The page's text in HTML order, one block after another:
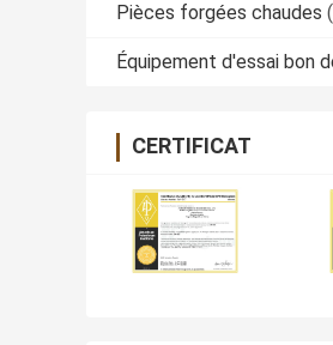
Pièces forgées chaudes
Équipement d'essai bon
CERTIFICAT